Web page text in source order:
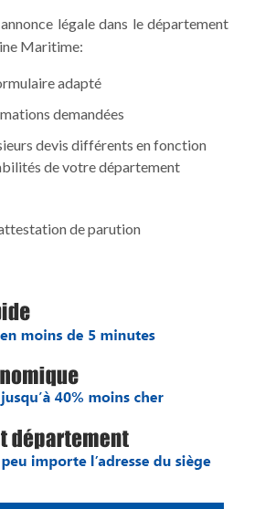
légale dans le département
Maritime:
adapté
demandées
devis différents en fonction
de votre département
de parution